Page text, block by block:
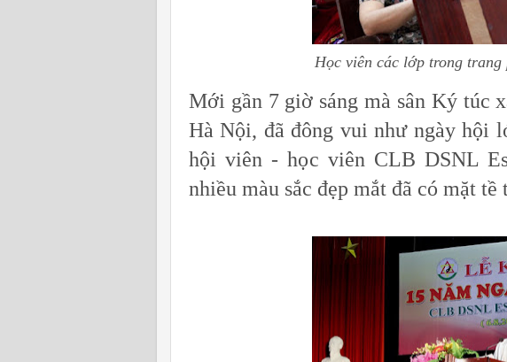
Học viên các lớp trong
Mới gần 7 giờ sáng mà sân Ký túc
Hà Nội, đã đông vui như ngày hội
hội viên - học viên CLB DSNL
nhiều màu sắc đẹp mắt đã có mặt